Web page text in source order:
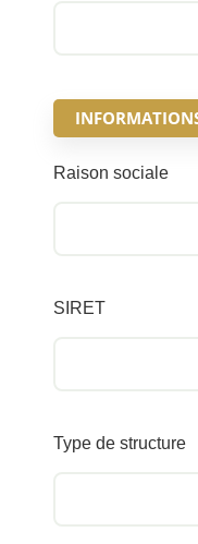
Raison sociale
SIRET
Type de structure